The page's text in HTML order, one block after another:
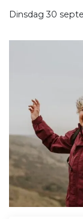
Dinsdag 30